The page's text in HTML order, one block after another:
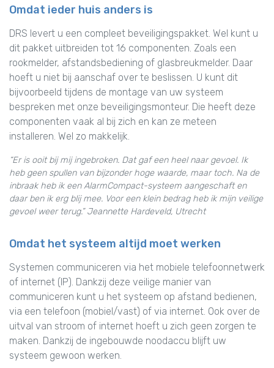
Omdat ieder huis anders is
DRS levert u een compleet beveiligingspakket. Wel kunt u
dit pakket uitbreiden tot 16 componenten. Zoals een
rookmelder, afstandsbediening of glasbreukmelder. Daar
hoeft u niet bij aanschaf over te beslissen. U kunt dit
bijvoorbeeld tijdens de montage van uw systeem
bespreken met onze beveiligingsmonteur. Die heeft deze
componenten vaak al bij zich en kan ze meteen
installeren. Wel zo makkelijk.
“Er is ooit bij mij ingebroken. Dat gaf een heel naar gevoel. Ik
heb geen spullen van bijzonder hoge waarde, maar toch. Na de
inbraak heb ik een AlarmCompact-systeem aangeschaft en
daar ben ik erg blij mee. Voor een klein bedrag heb ik mijn veilige
gevoel weer terug.” Jeannette Hardeveld, Utrecht
Omdat het systeem altijd moet werken
Systemen communiceren via het mobiele telefoonnetwerk
of internet (IP). Dankzij deze veilige manier van
communiceren kunt u het systeem op afstand bedienen,
via een telefoon (mobiel/vast) of via internet. Ook over de
uitval van stroom of internet hoeft u zich geen zorgen te
maken. Dankzij de ingebouwde noodaccu blijft uw
systeem gewoon werken.